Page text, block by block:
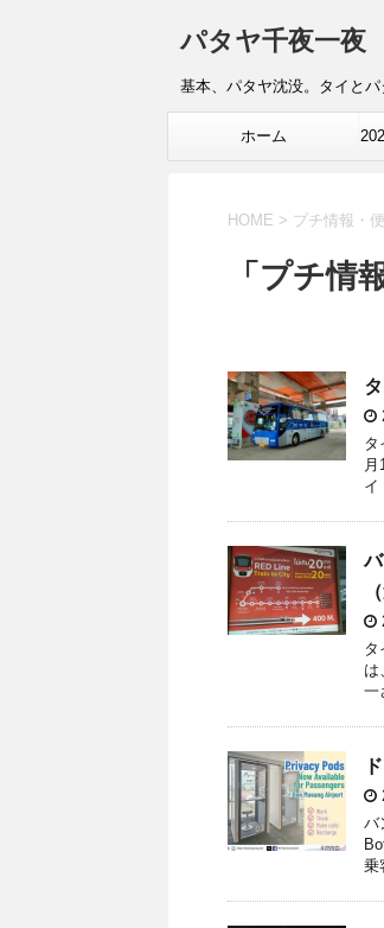
パタヤ千夜一夜
基本、パタヤ沈没。タイとパ
ホーム
HOME > プチ情報・
「プチ情
タ
イ
タ
は
一
バ
乗